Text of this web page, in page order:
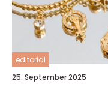
editorial
25. September 2025